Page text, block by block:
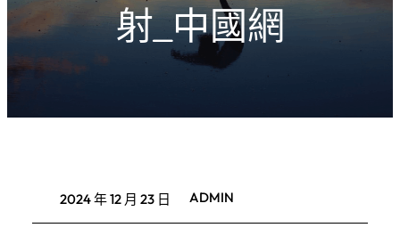
射_中國網
2024 年 12 月 23 日 ADMIN